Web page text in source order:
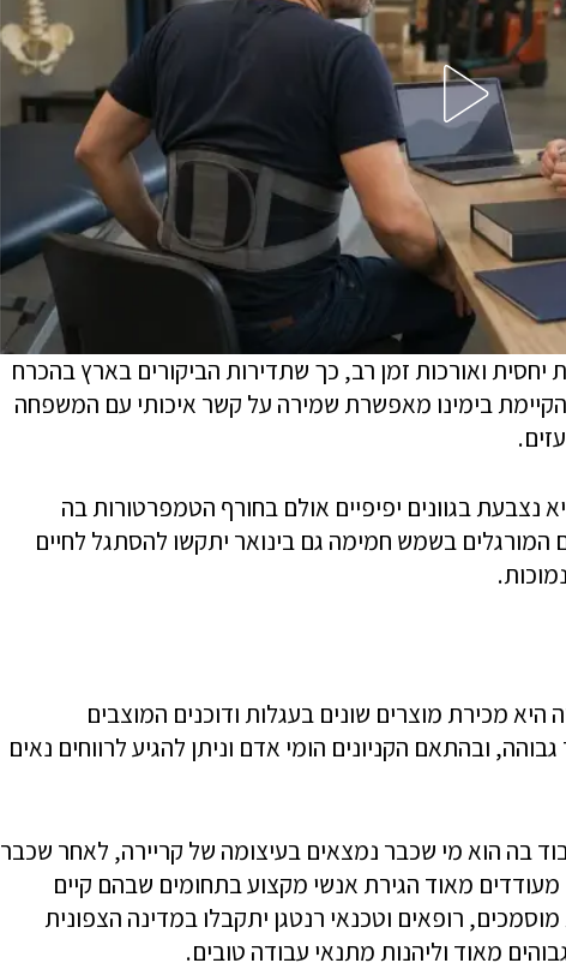
יחסית ואורכות זמן רב, כך שתדירות הביקורים בארץ בהכרח
הקיימת בימינו מאפשרת שמירה על קשר איכותי עם המשפחה
נצבעת בגוונים יפיפיים אולם בחורף הטמפרטורות בה
בשמש חמימה גם בינואר יתקשו להסתגל לחיים
מכירת מוצרים שונים בעגלות ודוכנים המוצבים
ובהתאם הקניונים הומי אדם וניתן להגיע לרווחים נאים
בה הוא מי שכבר נמצאים בעיצומה של קריירה, לאחר שכבר
מעודדים מאוד הגירת אנשי מקצוע בתחומים שבהם קיים
רופאים וטכנאי רנטגן יתקבלו במדינה הצפונית
מאוד וליהנות מתנאי עבודה טובים.